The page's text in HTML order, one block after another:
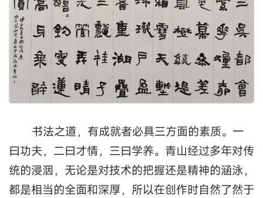
书法之道，有成就者必具三方面的素质。一
曰功夫，二曰才情，三曰学养。青山经过多年对传
统的浸洇，无论是对技术的把握还是精神的涵泳，
都是相当的全面和深厚，所以在创作时自然了然于